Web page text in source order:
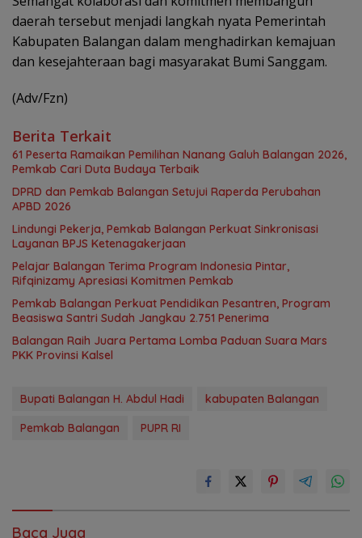
daerah tersebut menjadi langkah nyata Pemerintah
Kabupaten Balangan dalam menghadirkan kemajuan
dan kesejahteraan bagi masyarakat Bumi Sanggam.
(Adv/Fzn)
Berita Terkait
61 Peserta Ramaikan Pemilihan Nanang Galuh Balangan 2026,
Pemkab Cari Duta Budaya Terbaik
DPRD dan Pemkab Balangan Setujui Raperda Perubahan
APBD 2026
Lindungi Pekerja, Pemkab Balangan Perkuat Sinkronisasi
Layanan BPJS Ketenagakerjaan
Pelajar Balangan Terima Program Indonesia Pintar,
Rifqinizamy Apresiasi Komitmen Pemkab
Pemkab Balangan Perkuat Pendidikan Pesantren, Program
Beasiswa Santri Sudah Jangkau 2.751 Penerima
Balangan Raih Juara Pertama Lomba Paduan Suara Mars
PKK Provinsi Kalsel
Bupati Balangan H. Abdul Hadi
kabupaten Balangan
Pemkab Balangan
PUPR RI
Baca Juga